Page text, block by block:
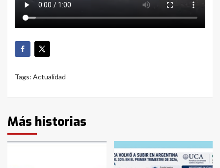
Tags: Actualidad
Más historias